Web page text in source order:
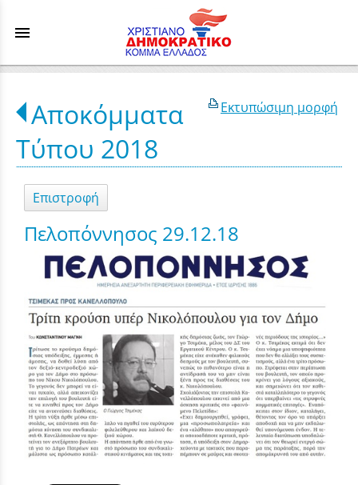
menu
Εκτυπώσιμη μορφή
Αποκόμματα
Τύπου 2018
Επιστροφή
Πελοπόννησος 29.12.18